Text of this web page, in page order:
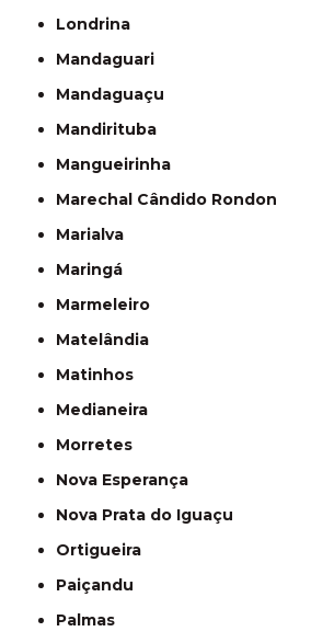
Londrina
Mandaguari
Mandaguaçu
Mandirituba
Mangueirinha
Marechal Cândido Rondon
Marialva
Maringá
Marmeleiro
Matelândia
Matinhos
Medianeira
Morretes
Nova Esperança
Nova Prata do Iguaçu
Ortigueira
Paiçandu
Palmas